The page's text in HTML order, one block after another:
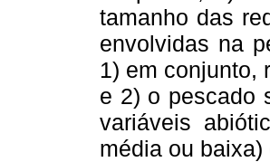
tamanho das
envolvidas na
1) em conjunto,
e 2) o pescado
variáveis
média ou